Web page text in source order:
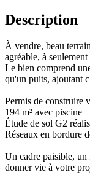
Description
À vendre, beau
agréable, à
Le bien comprend
qu'un puits, ajoutant
Permis de construire
194 m² avec piscine
Étude de sol G2
Réseaux en bordure
Un cadre paisible,
donner vie à votre